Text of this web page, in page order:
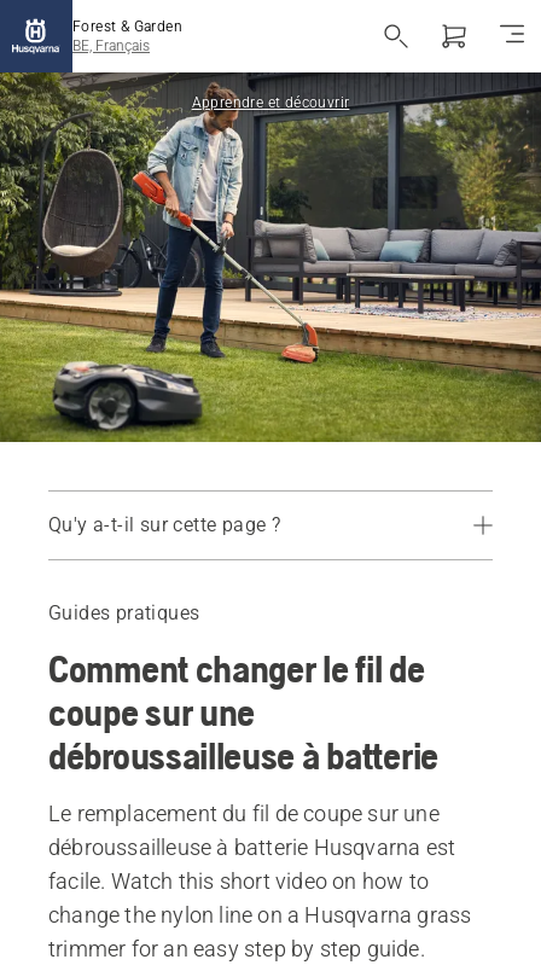
Forest & Garden
BE, Français
Apprendre et découvrir
Qu'y a-t-il sur cette page ?
Guides pratiques
Comment changer le fil de
coupe sur une
débroussailleuse à batterie
Le remplacement du fil de coupe sur une
débroussailleuse à batterie Husqvarna est
facile. Watch this short video on how to
change the nylon line on a Husqvarna grass
trimmer for an easy step by step guide.